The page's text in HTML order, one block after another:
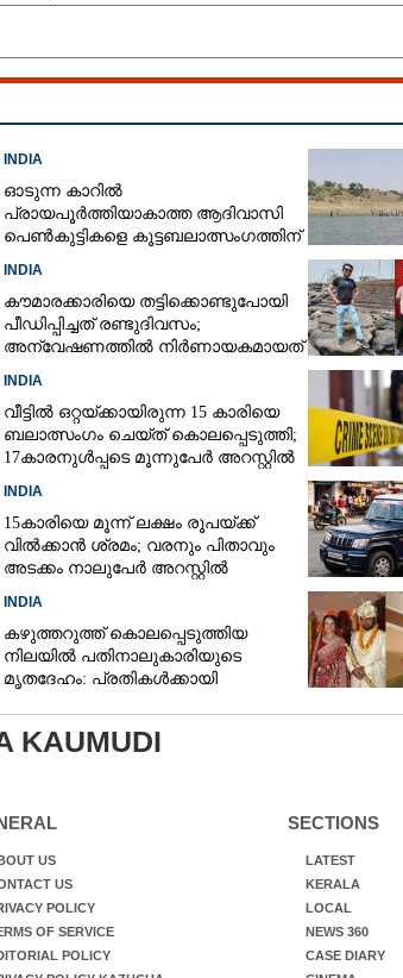
INDIA
ഓടുന്ന കാറിൽ
പ്രായപൂർത്തിയാകാത്ത ആദിവാസി
പെൺകുട്ടികളെ കൂട്ടബലാത്സംഗത്തിന്
INDIA
കൗമാരക്കാരിയെ തട്ടിക്കൊണ്ടുപോയി
പീഡിപ്പിച്ചത് രണ്ടുദിവസം;
അന്വേഷണത്തിൽ നിർണായകമായത്
INDIA
വീട്ടിൽ ഒറ്റയ്‌ക്കായിരുന്ന 15 കാരിയെ
ബലാത്സംഗം ചെയ്‌ത് കൊലപ്പെടുത്തി;
17കാരനുൾപ്പടെ മൂന്നുപേർ അറസ്റ്റിൽ
INDIA
15കാരിയെ മൂന്ന് ലക്ഷം രൂപയ്ക്ക്
വിൽക്കാൻ ശ്രമം; വരനും പിതാവും
അടക്കം നാലുപേർ അറസ്റ്റിൽ
INDIA
കഴുത്തറുത്ത് കൊലപ്പെടുത്തിയ
നിലയിൽ പതിനാലുകാരിയുടെ
മൃതദേഹം: പ്രതികൾക്കായി
KAUMUDI
US
US
POLICY
OF SERVICE
POLICY
SECTIONS
LATEST
KERALA
LOCAL
NEWS 360
CASE DIARY